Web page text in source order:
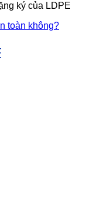
ký của LDPE
toàn không?